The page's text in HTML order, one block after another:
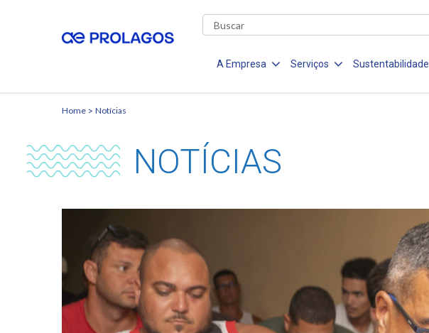
A Empresa Serviços Sustentabilidade
Home Notícias
NOTÍCIAS